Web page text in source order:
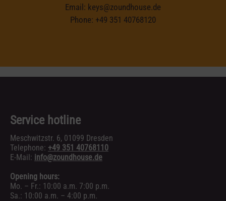
Email: keys@zoundhouse.de
Phone: +49 351 40768120
Service hotline
Meschwitzstr. 6, 01099 Dresden
Telephone: +49 351 40768110
E-Mail: info@zoundhouse.de
Opening hours:
Mo. – Fr.: 10:00 a.m. 7:00 p.m.
Sa.: 10:00 a.m. – 4:00 p.m.